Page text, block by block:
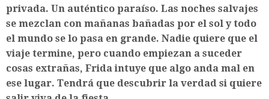
privada. Un auténtico paraíso. Las noches salvajes
se mezclan con mañanas bañadas por el sol y todo
el mundo se lo pasa en grande. Nadie quiere que el
viaje termine, pero cuando empiezan a suceder
cosas extrañas, Frida intuye que algo anda mal en
ese lugar. Tendrá que descubrir la verdad si quiere